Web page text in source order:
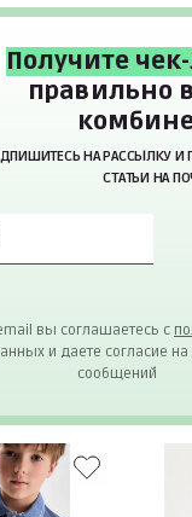
Получите
правильно
НА РАССЫЛКУ И
СТАТЬИ НА
вы соглашаетесь с
и даете согласие
сообщений